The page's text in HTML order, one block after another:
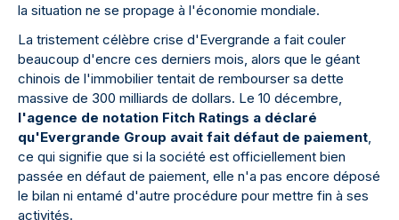
la situation ne se propage à l'économie mondiale.
La tristement célèbre crise d'Evergrande a fait couler
beaucoup d'encre ces derniers mois, alors que le géant
chinois de l'immobilier tentait de rembourser sa dette
massive de 300 milliards de dollars. Le 10 décembre,
l'agence de notation Fitch Ratings a déclaré
qu'Evergrande Group avait fait défaut de paiement
ce qui signifie que si la société est officiellement bien
passée en défaut de paiement, elle n'a pas encore déposé
le bilan ni entamé d'autre procédure pour mettre fin à ses
activités.